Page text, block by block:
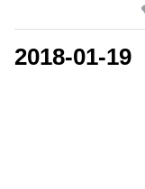
2018-01-19